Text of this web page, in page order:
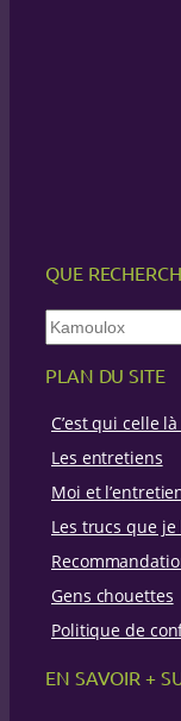
QUE
R
e
c
h
e
PLAN DU SITE
C’est qui celle là
Les entretiens
Moi et
Les trucs que
Gens chouettes
Politique de
EN SAVOIR +